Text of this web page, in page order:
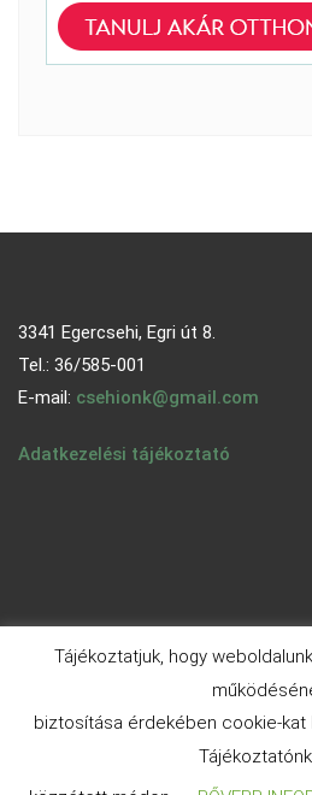
3341 Egercsehi, Egri út 8.
Tel.: 36/585-001
E-mail: csehionk@gmail.com
Adatkezelési tájékoztató
WordPress.org
Tájékoztatjuk, hogy
biztosítása érdekében cookie-kat